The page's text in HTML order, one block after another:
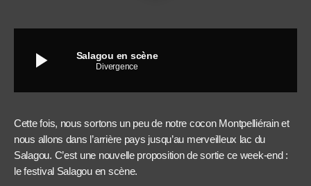
play_arrow Salagou en scène
Divergence
Cette fois, nous sortons un peu de notre cocon Montpelliérain et
nous allons dans l’arrière pays jusqu’au merveilleux lac du
Salagou. C’est une nouvelle proposition de sortie ce week-end :
le festival Salagou en scène.